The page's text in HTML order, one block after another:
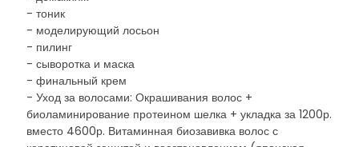
- тоник
- моделирующий лосьон
- пилинг
- сыворотка и маска
- финальный крем
- Уход за волосами: Окрашивания волос +
биоламинирование протеином шелка + укладка за 1200р.
вместо 4600р. Витаминная биозавивка волос с